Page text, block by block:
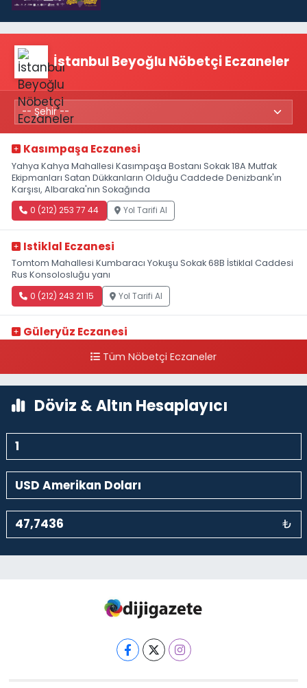
İstanbul Beyoğlu Nöbetçi Eczaneler
Kasımpaşa Eczanesi
Yahya Kahya Mahallesi Kasımpaşa Bostanı Sokak 18A Mutfak
Ekipmanları Satan Dükkanların Olduğu Caddede Denizbank'ın
Karşısı, Albaraka'nın Sokağında
0 (212) 253 77 44 Yol Tarifi Al
Istiklal Eczanesi
Tomtom Mahallesi Kumbaracı Yokuşu Sokak 68B İstiklal Caddesi
Rus Konsolosluğu yanı
0 (212) 243 21 15 Yol Tarifi Al
Güleryüz Eczanesi
kalaycıbahçe Meydana DoğruTüm Nöbetçi Eczaneler
Döviz & Altın Hesaplayıcı
₺